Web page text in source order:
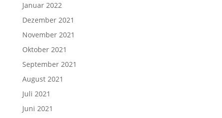
Januar 2022
Dezember 2021
November 2021
Oktober 2021
September 2021
August 2021
Juli 2021
Juni 2021